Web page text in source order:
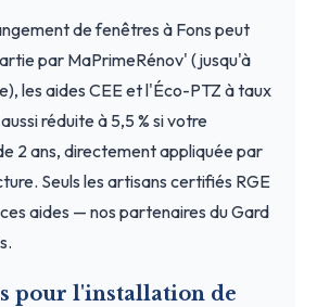
de fenêtres à Fons peut
par MaPrimeRénov' (jusqu'à
les aides CEE et l'Éco-PTZ à taux
réduite à 5,5 % si votre
2 ans, directement appliquée par
Seuls les artisans certifiés RGE
aides — nos partenaires du Gard
pour l'installation de